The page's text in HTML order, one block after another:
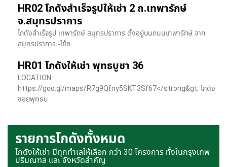
HR02 โกดังสำเร็จรูปให้เช่า 2 ถ.เทพารักษ์
จ.สมุทรปราการ
โกดังสำเร็จรูป เทพารักษ์ สมุทรปราการ ตั้งอยู่บนถนนเทพารักษ์ จาก
สมุทรปราการ -ใช้ถ
HR01 โกดังให้เช่า พุทธบูชา 36
LOCATION
https://goo.gl/maps/R7g9Qfny5SKT3Sf67</strong&gt; โกดัง
ซอยพุทธบ
รายการโกดังทั้งหมด
โกดังให้เช่า มีทุกทำเลให้เลือก กว่า 30 โครงการ ทั้งในกรุงเทพ
ปริมณฑล และ จังหวัดสำคัญ